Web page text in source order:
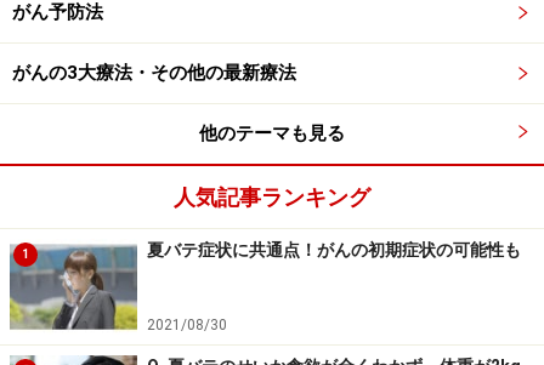
切な医療機関での受診をおすすめいたします。記事内容は執筆者
かなる損害についても、当社、各ガイド、その他当社と契約した
1/2
がん予防法
がんの3大療法・その他の最新療法
他のテーマも見る
人気記事ランキング
1 夏バテ症状に共通点！がんの初期症状の可能性も
2021/08/30